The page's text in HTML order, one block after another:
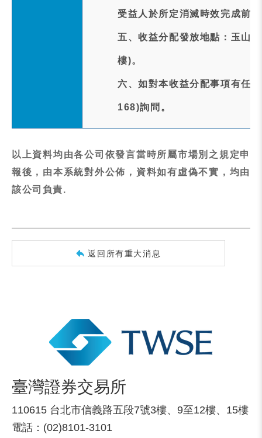
受益人於所定消滅時效完成前
五、收益分配發放地點：玉山
樓)。
六、如對本收益分配事項有任
168)詢問。
以上資料均由各公司依發言當時所屬市場別之規定申
報後，由本系統對外公佈，資料如有虛偽不實，均由
該公司負責.
返回所有重大消息
臺灣證券交易所
110615 台北市信義路五段7號3樓、9至12樓、15樓
電話：(02)8101-3101